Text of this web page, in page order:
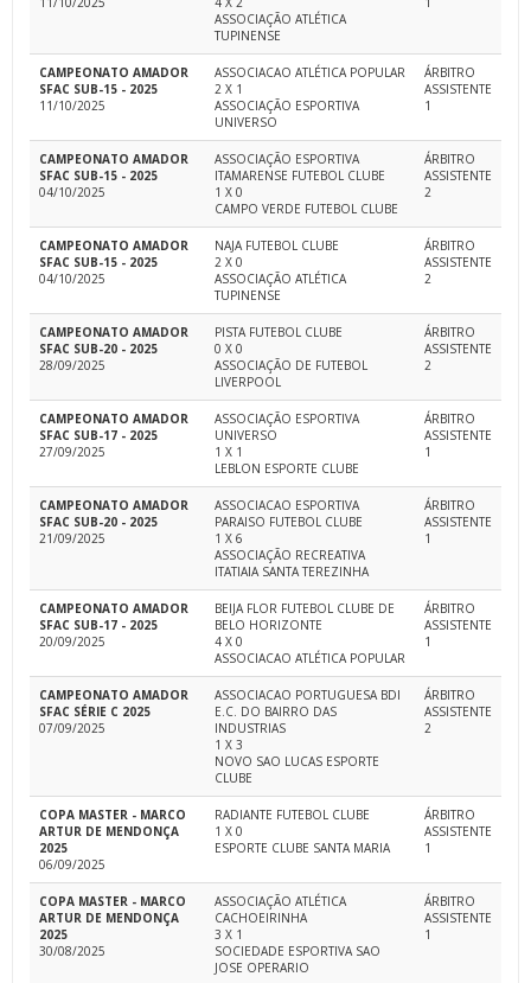
ASSOCIAÇÃO ATLÉTICA
TUPINENSE
CAMPEONATO AMADOR
SFAC SUB-15 - 2025
11/10/2025
ASSOCIACAO ATLÉTICA POPULAR
2 X 1
ASSOCIAÇÃO ESPORTIVA
UNIVERSO
ÁRBITRO
ASSISTENTE
1
CAMPEONATO AMADOR
SFAC SUB-15 - 2025
04/10/2025
ASSOCIAÇÃO ESPORTIVA
ITAMARENSE FUTEBOL CLUBE
1 X 0
CAMPO VERDE FUTEBOL CLUBE
ÁRBITRO
ASSISTENTE
2
CAMPEONATO AMADOR
SFAC SUB-15 - 2025
04/10/2025
NAJA FUTEBOL CLUBE
2 X 0
ASSOCIAÇÃO ATLÉTICA
TUPINENSE
ÁRBITRO
ASSISTENTE
2
CAMPEONATO AMADOR
SFAC SUB-20 - 2025
28/09/2025
PISTA FUTEBOL CLUBE
0 X 0
ASSOCIAÇÃO DE FUTEBOL
LIVERPOOL
ÁRBITRO
ASSISTENTE
2
CAMPEONATO AMADOR
SFAC SUB-17 - 2025
27/09/2025
ASSOCIAÇÃO ESPORTIVA
UNIVERSO
1 X 1
LEBLON ESPORTE CLUBE
ÁRBITRO
ASSISTENTE
1
CAMPEONATO AMADOR
SFAC SUB-20 - 2025
21/09/2025
ASSOCIACAO ESPORTIVA
PARAISO FUTEBOL CLUBE
1 X 6
ASSOCIAÇÃO RECREATIVA
ITATIAIA SANTA TEREZINHA
ÁRBITRO
ASSISTENTE
1
CAMPEONATO AMADOR
SFAC SUB-17 - 2025
20/09/2025
BEIJA FLOR FUTEBOL CLUBE DE
BELO HORIZONTE
4 X 0
ASSOCIACAO ATLÉTICA POPULAR
ÁRBITRO
ASSISTENTE
1
CAMPEONATO AMADOR
SFAC SÉRIE C 2025
07/09/2025
ASSOCIACAO PORTUGUESA BDI
E.C. DO BAIRRO DAS
INDUSTRIAS
1 X 3
NOVO SAO LUCAS ESPORTE
CLUBE
ÁRBITRO
ASSISTENTE
2
COPA MASTER - MARCO
ARTUR DE MENDONÇA
2025
06/09/2025
RADIANTE FUTEBOL CLUBE
1 X 0
ESPORTE CLUBE SANTA MARIA
ÁRBITRO
ASSISTENTE
1
COPA MASTER - MARCO
ARTUR DE MENDONÇA
2025
30/08/2025
ASSOCIAÇÃO ATLÉTICA
CACHOEIRINHA
3 X 1
SOCIEDADE ESPORTIVA SAO
JOSE OPERARIO
ÁRBITRO
ASSISTENTE
1